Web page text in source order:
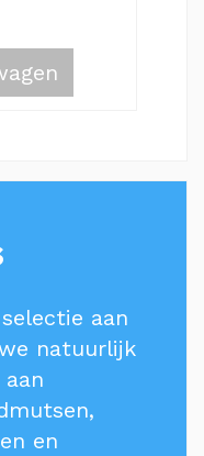
aan
natuurlijk
en